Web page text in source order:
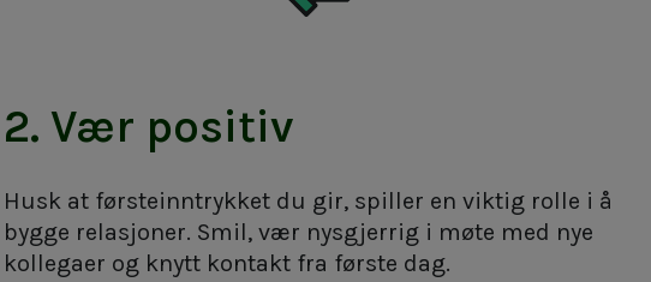
2. Vær positiv
Husk at førsteinntrykket du gir, spiller en viktig rolle i å
bygge relasjoner. Smil, vær nysgjerrig i møte med nye
kollegaer og knytt kontakt fra første dag.